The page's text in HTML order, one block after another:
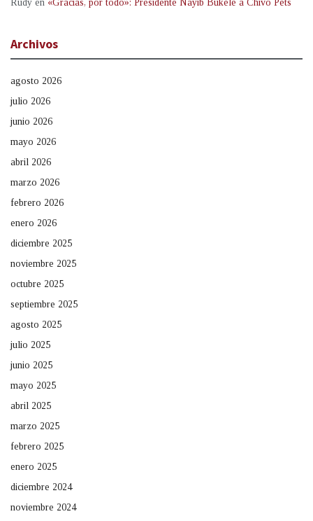
Rudy en «Gracias, por todo»: Presidente Nayib Bukele a Chivo Pets
Archivos
agosto 2026
julio 2026
junio 2026
mayo 2026
abril 2026
marzo 2026
febrero 2026
enero 2026
diciembre 2025
noviembre 2025
octubre 2025
septiembre 2025
agosto 2025
julio 2025
junio 2025
mayo 2025
abril 2025
marzo 2025
febrero 2025
enero 2025
diciembre 2024
noviembre 2024